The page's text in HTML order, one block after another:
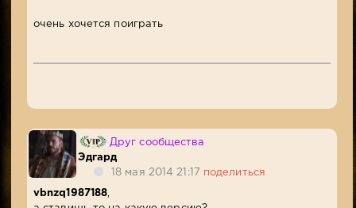
очень хочется поиграть
Друг сообщества
Эдгард
18 мая 2014 21:17 поделиться
vbnzq1987188,